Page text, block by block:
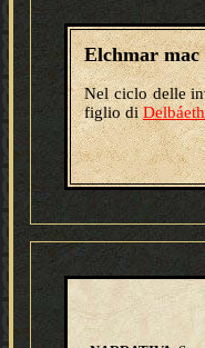
Elchmar mac
Nel ciclo delle
figlio di